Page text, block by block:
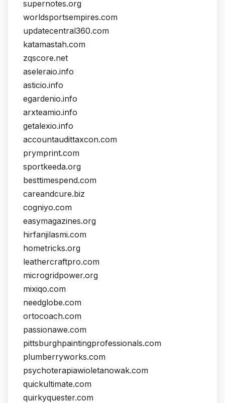
supernotes.org
worldsportsempires.com
updatecentral360.com
katamastah.com
zqscore.net
aseleraio.info
asticio.info
egardenio.info
arxteamio.info
getalexio.info
accountaudittaxcon.com
prymprint.com
sportkeeda.org
besttimespend.com
careandcure.biz
cogniyo.com
easymagazines.org
hirfanjilasmi.com
hometricks.org
leathercraftpro.com
microgridpower.org
mixiqo.com
needglobe.com
ortocoach.com
passionawe.com
pittsburghpaintingprofessionals.com
plumberryworks.com
psychoterapiawioletanowak.com
quickultimate.com
quirkyquester.com